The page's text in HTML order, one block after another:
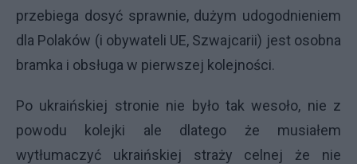
przebiega dosyć sprawnie, dużym udogodnieniem
dla Polaków (i obywateli UE, Szwajcarii) jest osobna
bramka i obsługa w pierwszej kolejności.
Po ukraińskiej stronie nie było tak wesoło, nie z
powodu kolejki ale dlatego że musiałem
wytłumaczyć ukraińskiej straży celnej że nie